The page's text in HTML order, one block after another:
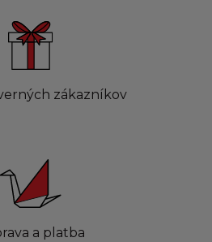
zákazníkov
a platba